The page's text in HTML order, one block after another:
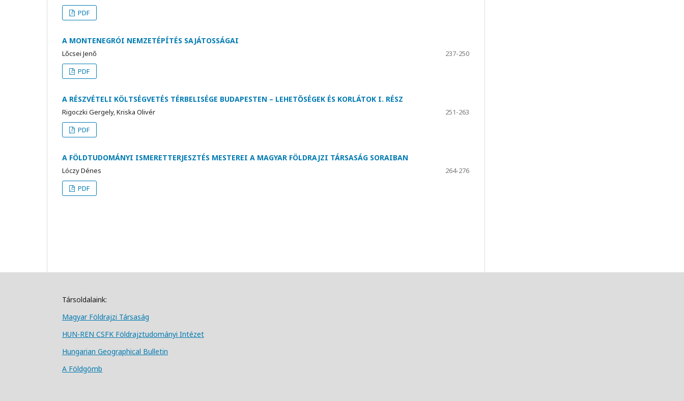
PDF
A MONTENEGRÓI NEMZETÉPÍTÉS SAJÁTOSSÁGAI
Lőcsei Jenő
237-250
PDF
A RÉSZVÉTELI KÖLTSÉGVETÉS TÉRBELISÉGE BUDAPESTEN – LEHETŐSÉGEK ÉS KORLÁTOK I. RÉSZ
Rigoczki Gergely, Kriska Olivér
251-263
PDF
A FÖLDTUDOMÁNYI ISMERETTERJESZTÉS MESTEREI A MAGYAR FÖLDRAJZI TÁRSASÁG SORAIBAN
Lóczy Dénes
264-276
PDF
Társoldalaink:
Magyar Földrajzi Társaság
HUN-REN CSFK Földrajztudományi Intézet
Hungarian Geographical Bulletin
A Földgömb